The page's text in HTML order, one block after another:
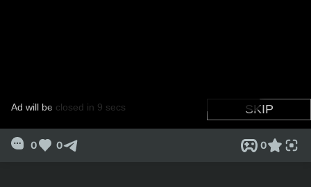
0 0 0